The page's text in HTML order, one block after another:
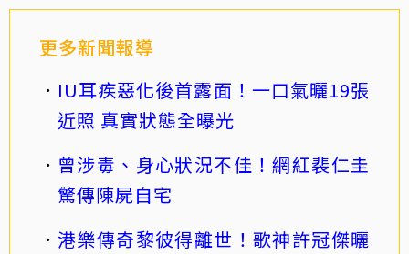
更多新聞報導
IU耳疾惡化後首露面！一口氣曬19張
近照 真實狀態全曝光
曾涉毒、身心狀況不佳！網紅裴仁圭
驚傳陳屍自宅
港樂傳奇黎彼得離世！歌神許冠傑曬